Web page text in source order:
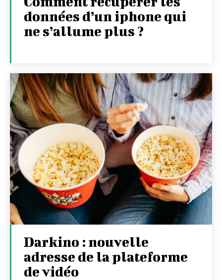
données d’un iphone qui
ne s’allume plus ?
Darkino : nouvelle
adresse de la plateforme
de vidéo